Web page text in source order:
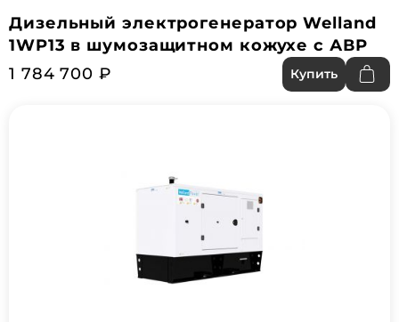
Дизельный электрогенератор Welland
1WP13 в шумозащитном кожухе с АВР
1 784 700 ₽
Купить